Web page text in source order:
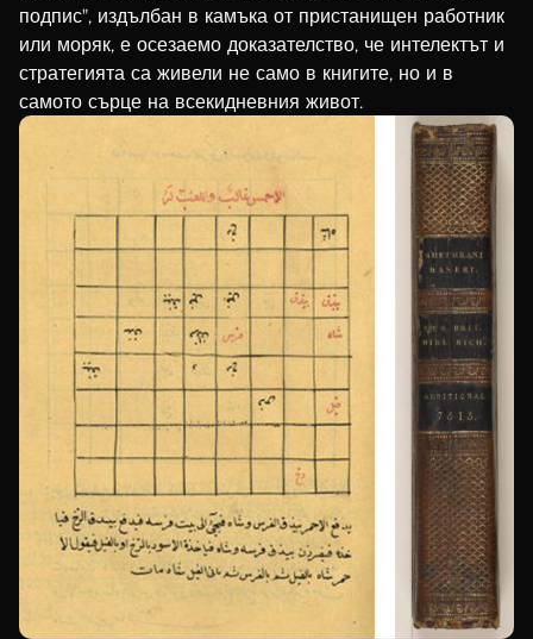
подпис", издълбан в камъка от пристанищен работник
или моряк, е осезаемо доказателство, че интелектът и
стратегията са живели не само в книгите, но и в
самото сърце на всекидневния живот.
Lithuanian
Latvian
Estonian
Kazakh
Turkmen
Mongolian
Bosnian
Telugu
Gujarati
Serbian
Chinese (China)
Chinese (Hong Kong)